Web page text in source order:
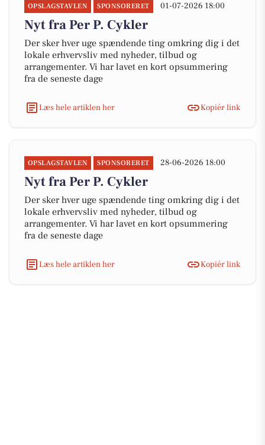
OPSLAGSTAVLEN SPONSORERET 01-07-2026 18:00
Nyt fra Per P. Cykler
Der sker hver uge spændende ting omkring dig i det
lokale erhvervsliv med nyheder, tilbud og
arrangementer. Vi har lavet en kort opsummering
fra de seneste dage
Læs hele artiklen her Kopiér link
OPSLAGSTAVLEN SPONSORERET 28-06-2026 18:00
Nyt fra Per P. Cykler
Der sker hver uge spændende ting omkring dig i det
lokale erhvervsliv med nyheder, tilbud og
arrangementer. Vi har lavet en kort opsummering
fra de seneste dage
Læs hele artiklen her Kopiér link